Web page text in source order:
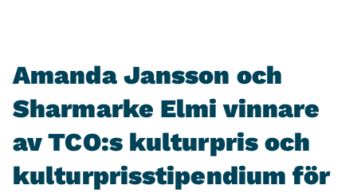
Amanda Jansson och
Sharmarke Elmi vinnare
av TCO:s kulturpris och
kulturprisstipendium för